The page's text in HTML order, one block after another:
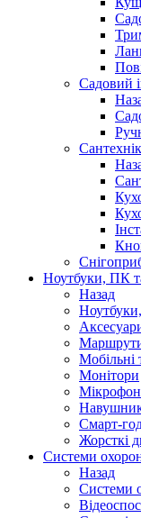
Садовий
Ноутбуки, ПК
Назад
Мобільні
Монітори
Смарт-
Жорсткі
Системи
Назад
Системи